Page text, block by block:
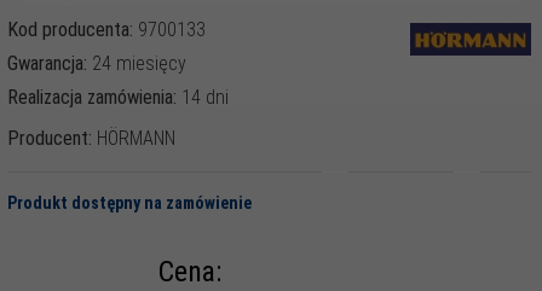
Kod producenta: 9700133
Gwarancja: 24 miesięcy
Realizacja zamówienia: 14 dni
Producent: HÖRMANN
Produkt dostępny na zamówienie
Cena: